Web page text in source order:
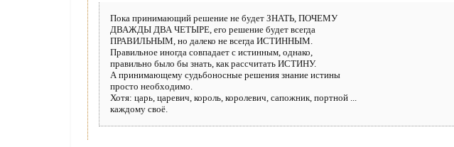
Пока принимающий решение не будет ЗНАТЬ, ПОЧЕМУ
ДВАЖДЫ ДВА ЧЕТЫРЕ, его решение будет всегда
ПРАВИЛЬНЫМ, но далеко не всегда ИСТИННЫМ.
Правильное иногда совпадает с истинным, однако,
правильно было бы знать, как рассчитать ИСТИНУ.
А принимающему судьбоносные решения знание истины
просто необходимо.
Хотя: царь, царевич, король, королевич, сапожник, портной ...
каждому своё.